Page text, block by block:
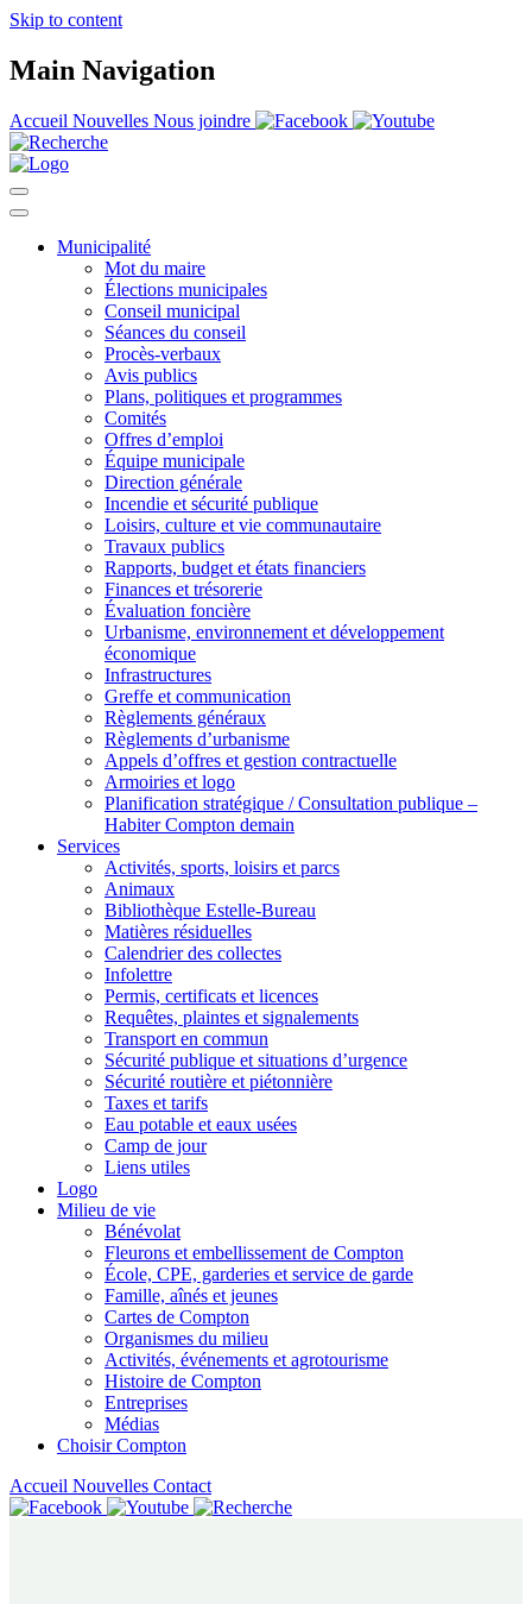
Skip to content
Main Navigation
Accueil Nouvelles Nous joindre
Municipalité
Mot du maire
Élections municipales
Conseil municipal
Séances du conseil
Procès-verbaux
Avis publics
Plans, politiques et programmes
Comités
Offres d’emploi
Équipe municipale
Direction générale
Incendie et sécurité publique
Loisirs, culture et vie communautaire
Travaux publics
Rapports, budget et états financiers
Finances et trésorerie
Évaluation foncière
Urbanisme, environnement et développement
économique
Infrastructures
Greffe et communication
Règlements généraux
Règlements d’urbanisme
Appels d’offres et gestion contractuelle
Armoiries et logo
Planification stratégique / Consultation publique –
Habiter Compton demain
Services
Activités, sports, loisirs et parcs
Animaux
Bibliothèque Estelle-Bureau
Matières résiduelles
Calendrier des collectes
Infolettre
Permis, certificats et licences
Requêtes, plaintes et signalements
Transport en commun
Sécurité publique et situations d’urgence
Sécurité routière et piétonnière
Taxes et tarifs
Eau potable et eaux usées
Camp de jour
Liens utiles
Logo
Milieu de vie
Bénévolat
Fleurons et embellissement de Compton
École, CPE, garderies et service de garde
Famille, aînés et jeunes
Cartes de Compton
Organismes du milieu
Activités, événements et agrotourisme
Histoire de Compton
Entreprises
Médias
Choisir Compton
Accueil Nouvelles Contact